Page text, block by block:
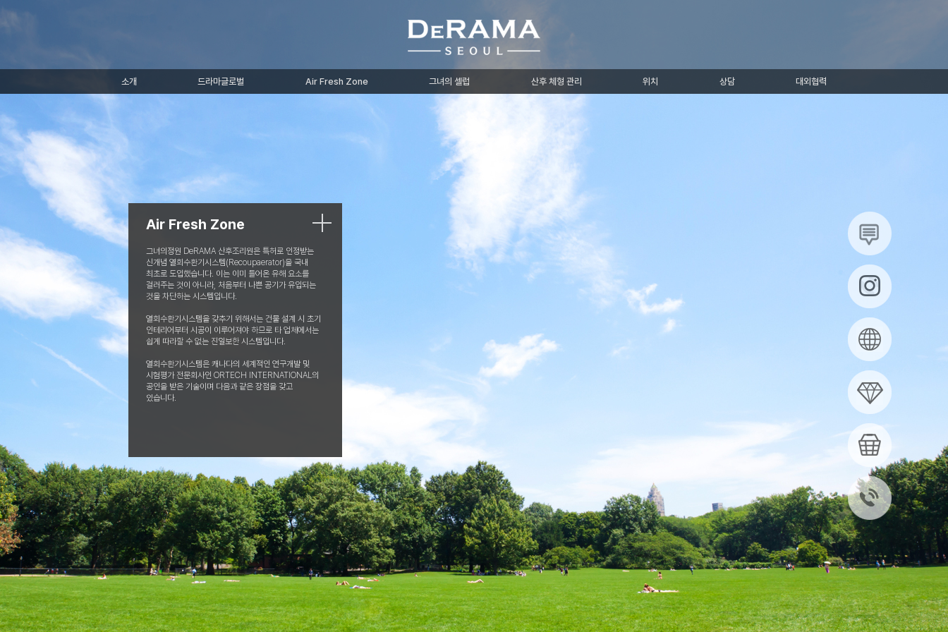
소개 드라마글로벌 Air Fresh Zone 그녀의 셀럽 산후 체형 관리 위치 상담 대외협력
Air Fresh Zone
그녀의정원 DeRAMA 산후조리원은 특허로 인정받는
신개념 열회수환기시스템(Recoupaerator)을 국내
최초로 도입했습니다. 이는 이미 들어온 유해 요소를
걸러주는 것이 아니라, 처음부터 나쁜 공기가 유입되는
것을 차단하는 시스템입니다.
열회수환기시스템을 갖추기 위해서는 건물 설계 시 초기
인테리어부터 시공이 이루어져야 하므로 타 업체에서는
쉽게 따라할 수 없는 진일보한 시스템입니다.
열회수환기시스템은 캐나다의 세계적인 연구개발 및
시험평가 전문회사인 ORTECH INTERNATIONAL의
공인을 받은 기술이며 다음과 같은 장점을 갖고
있습니다.